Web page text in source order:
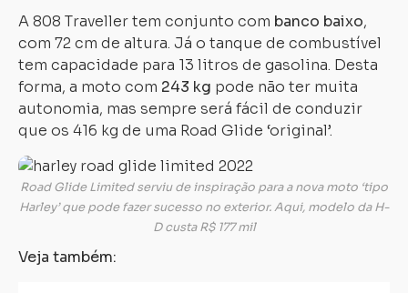
A 808 Traveller tem conjunto com banco baixo,
com 72 cm de altura. Já o tanque de combustível
tem capacidade para 13 litros de gasolina. Desta
forma, a moto com 243 kg pode não ter muita
autonomia, mas sempre será fácil de conduzir
que os 416 kg de uma Road Glide ‘original’.
Road Glide Limited serviu de inspiração para a nova moto ‘tipo
Harley’ que pode fazer sucesso no exterior. Aqui, modelo da H-
D custa R$ 177 mil
Veja também: